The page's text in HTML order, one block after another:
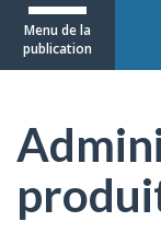
santé
Menu de la
publication